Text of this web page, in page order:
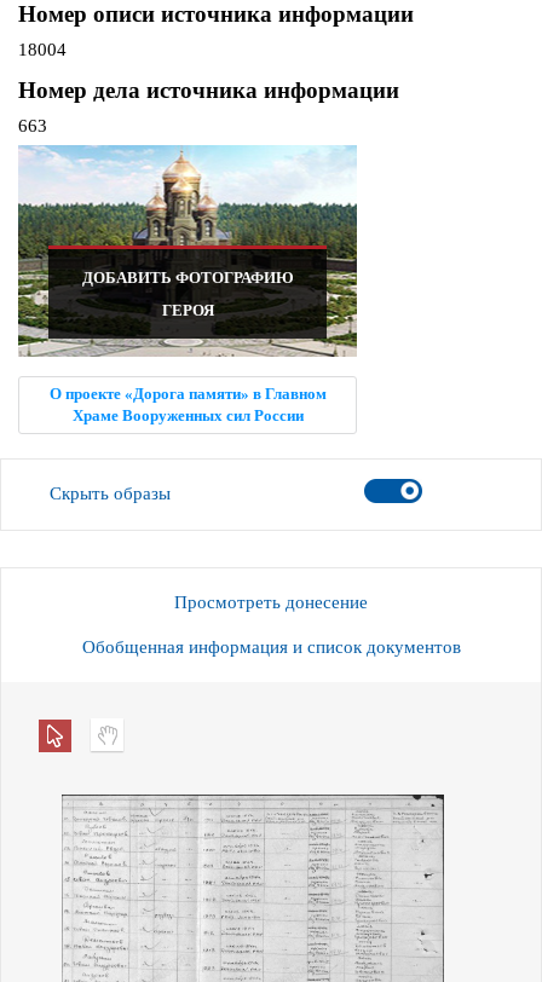
Номер описи источника информации
18004
Номер дела источника информации
663
ДОБАВИТЬ ФОТОГРАФИЮ
ГЕРОЯ
О проекте «Дорога памяти» в Главном
Храме Вооруженных сил России
Скрыть образы
Просмотреть донесение
Обобщенная информация и список документов